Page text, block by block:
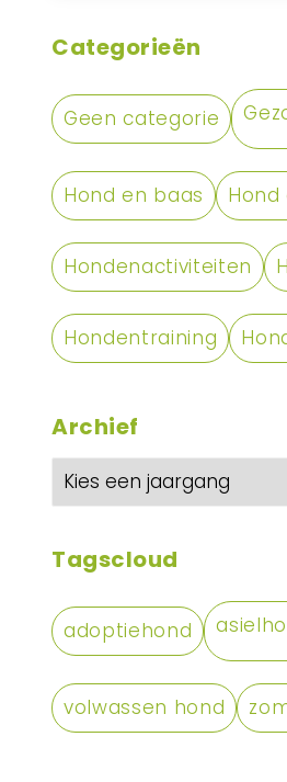
Categorieën
Geen categorie
Hond en baas
Hondenactiviteiten
Hondentraining
Archief
Tagscloud
adoptiehond
volwassen hond